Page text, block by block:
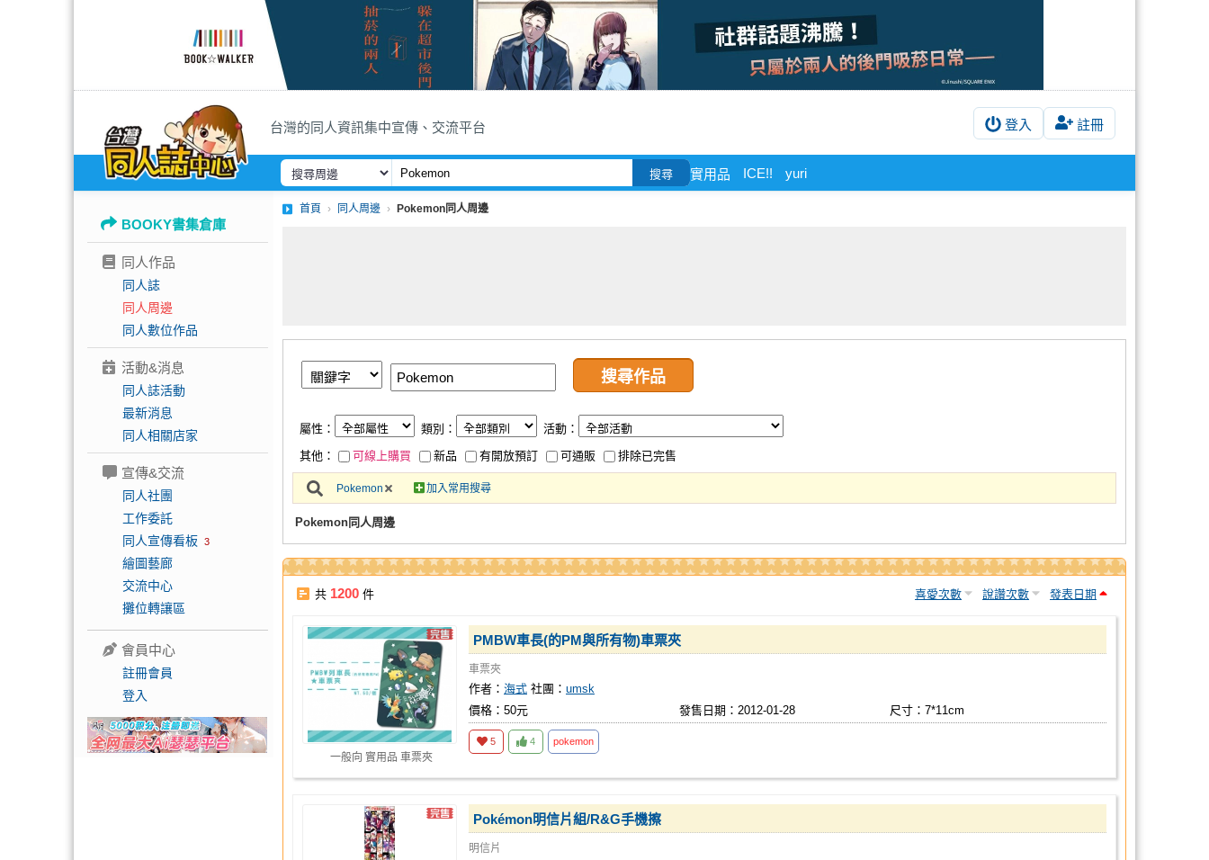
台灣的同人資訊集中宣傳、交流平台 登入 註冊
搜尋 實用品 ICE!! yuri
BOOKY書集倉庫
同人作品
同人誌
同人周邊
同人數位作品
活動&消息
同人誌活動
最新消息
同人相關店家
宣傳&交流
同人社團
工作委託
同人宣傳看板 3
繪圖藝廊
交流中心
攤位轉讓區
會員中心
註冊會員
登入
首頁 同人周邊 Pokemon同人周邊
屬性： 類別：
活動：
其他：
可線上購買 新品 有開放預訂 可通販 排除已完售
Pokemon 加入常用搜尋
Pokemon同人周邊
共 1200 件 喜愛次數 說讚次數 發表日期
一般向 實用品 車票夾
PMBW車長(的PM與所有物)車票夾
車票夾
作者： 海式 社團： umsk
價格：50元
發售日期：2012-01-28 尺寸：7*11cm
5 4 pokemon
Pokémon明信片組/R&G手機擦
明信片